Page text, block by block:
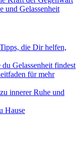
und Gelassenheit
die Dir helfen,
Gelassenheit findest
für mehr
innerer Ruhe und
Hause